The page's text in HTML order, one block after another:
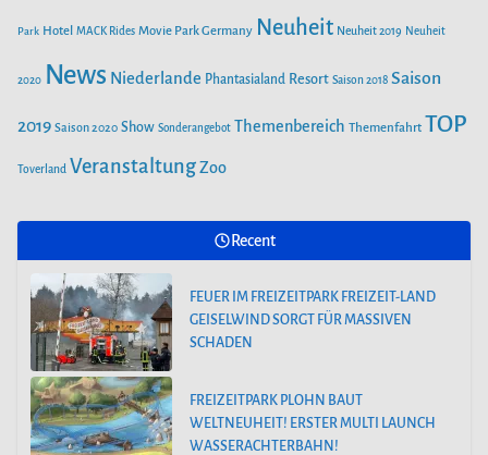
Park Hotel MACK Rides Movie Park Germany Neuheit Neuheit 2019 Neuheit
2020 News Niederlande Phantasialand Resort Saison 2018 Saison
2019 Saison 2020 Show Sonderangebot Themenbereich Themenfahrt TOP
Toverland VeranstaltungZoo
Recent
FEUER IM FREIZEITPARK FREIZEIT-LAND
GEISELWIND SORGT FÜR MASSIVEN
SCHADEN
FREIZEITPARK PLOHN BAUT
WELTNEUHEIT! ERSTER MULTI LAUNCH
WASSERACHTERBAHN!